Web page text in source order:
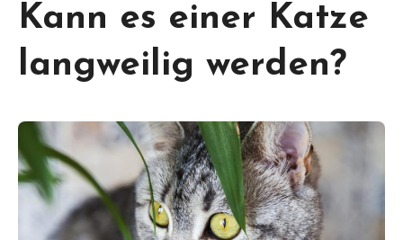
Kann es einer Katze
langweilig werden?